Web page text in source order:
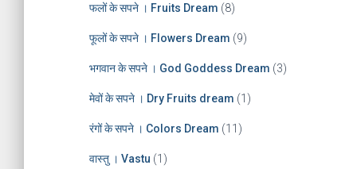
फलों के सपने । Fruits Dream (8)
फूलों के सपने । Flowers Dream (9)
भगवान के सपने । God Goddess Dream (3)
मेवों के सपने । Dry Fruits dream (1)
रंगों के सपने । Colors Dream (11)
वास्तु । Vastu (1)